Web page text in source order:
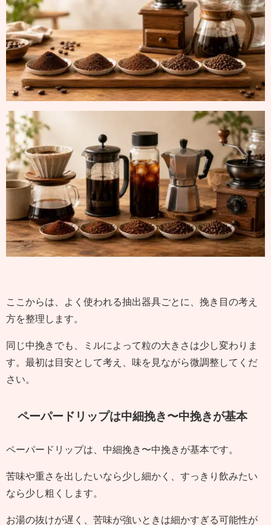
ここからは、よく使われる抽出器具ごとに、挽き目の考え
方を整理します。
同じ中挽きでも、ミルによって粒の大きさは少し変わりま
す。最初は目安として考え、味を見ながら微調整してくだ
さい。
ペーパードリップは中細挽き〜中挽きが基本
ペーパードリップは、中細挽き〜中挽きが基本です。
苦味や重さを出したいなら少し細かく、すっきり飲みたい
なら少し粗くします。
お湯の抜けが遅く、苦味が強いときは細かすぎる可能性が